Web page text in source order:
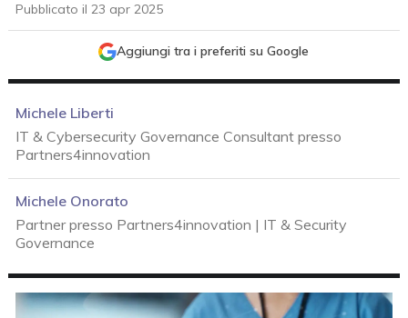
Pubblicato il 23 apr 2025
Aggiungi tra i preferiti su Google
Michele Liberti
IT & Cybersecurity Governance Consultant presso
Partners4innovation
Michele Onorato
Partner presso Partners4innovation | IT & Security
Governance